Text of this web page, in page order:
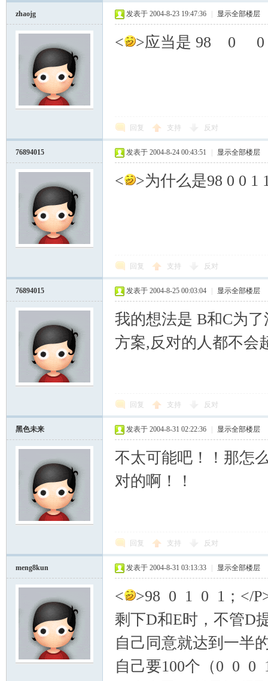
zhaojg 发表于 2004-8-23 19:47:36 显示全部楼层
< >应当是 98 0
回复 支持 反对
76894015 发表于 2004-8-24 00:43:51 显示全部楼层
< >为什么是98 0 0 1
回复 支持 反对
76894015 发表于 2004-8-25 00:03:04 显示全部楼层
我的想法是 B和C为
方案,反对的人都不会
回复 支持 反对
黑色未来 发表于 2004-8-31 02:22:36 显示全部楼层
不太可能吧！！那怎
对的啊！！
回复 支持 反对
meng8kun 发表于 2004-8-31 03:13:33 显示全部楼层
<
>98 0 1 0 1；</
剩下D和E时，不管D
自己同意就达到一半
自己要100个（0 0 0